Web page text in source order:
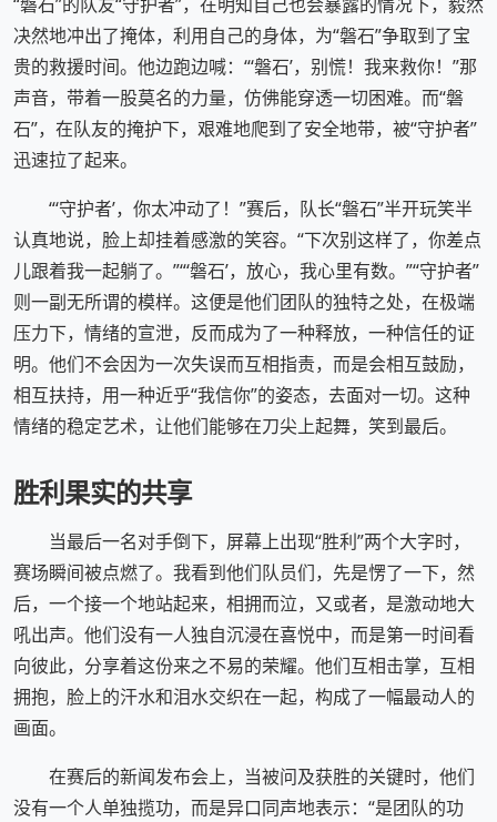
“磐石”的队友“守护者”，在明知自己也会暴露的情况下，毅然
决然地冲出了掩体，利用自己的身体，为“磐石”争取到了宝
贵的救援时间。他边跑边喊：“‘磐石’，别慌！我来救你！”那
声音，带着一股莫名的力量，仿佛能穿透一切困难。而“磐
石”，在队友的掩护下，艰难地爬到了安全地带，被“守护者”
迅速拉了起来。
“‘守护者’，你太冲动了！”赛后，队长“磐石”半开玩笑半
认真地说，脸上却挂着感激的笑容。“下次别这样了，你差点
儿跟着我一起躺了。”“‘磐石’，放心，我心里有数。”“守护者”
则一副无所谓的模样。这便是他们团队的独特之处，在极端
压力下，情绪的宣泄，反而成为了一种释放，一种信任的证
明。他们不会因为一次失误而互相指责，而是会相互鼓励，
相互扶持，用一种近乎“我信你”的姿态，去面对一切。这种
情绪的稳定艺术，让他们能够在刀尖上起舞，笑到最后。
胜利果实的共享
当最后一名对手倒下，屏幕上出现“胜利”两个大字时，
赛场瞬间被点燃了。我看到他们队员们，先是愣了一下，然
后，一个接一个地站起来，相拥而泣，又或者，是激动地大
吼出声。他们没有一人独自沉浸在喜悦中，而是第一时间看
向彼此，分享着这份来之不易的荣耀。他们互相击掌，互相
拥抱，脸上的汗水和泪水交织在一起，构成了一幅最动人的
画面。
在赛后的新闻发布会上，当被问及获胜的关键时，他们
没有一个人单独揽功，而是异口同声地表示：“是团队的功